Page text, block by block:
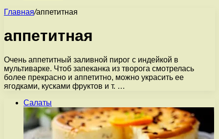
Главная/аппетитная
аппетитная
Очень аппетитный заливной пирог с индейкой в
мультиварке. Чтоб запеканка из творога смотрелась
более прекрасно и аппетитно, можно украсить ее
ягодками, кусками фруктов и т. …
Салаты